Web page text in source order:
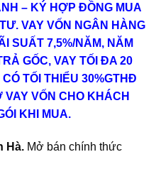
– KÝ HỢP ĐỒNG MUA
VAY VỐN NGÂN HÀNG
SUẤT 7,5%/NĂM, NĂM
GỐC, VAY TỐI ĐA 20
TỐI THIỂU 30%GTHĐ
VỐN CHO KHÁCH
KHI MUA.
Hà. Mở bán chính thức